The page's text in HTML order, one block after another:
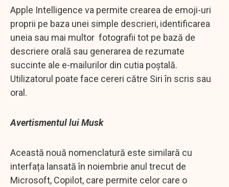
Apple Intelligence va permite crearea de emoji-uri
proprii pe baza unei simple descrieri, identificarea
uneia sau mai multor fotografii tot pe bază de
descriere orală sau generarea de rezumate
succinte ale e-mailurilor din cutia poștală.
Utilizatorul poate face cereri către Siri în scris sau
oral.
Avertismentul lui Musk
Această nouă nomenclatură este similară cu
interfața lansată în noiembrie anul trecut de
Microsoft, Copilot, care permite celor care o